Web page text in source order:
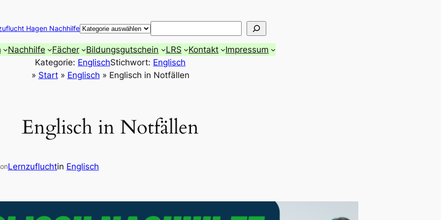
Hagen Nachhilfe Suchen
Nachhilfe Fächer Bildungsgutschein LRS Kontakt
Impressum
Kategorie: EnglischStichwort: Englisch
» Start» Englisch » Englisch in Notfällen
Englisch in Notfällen
Lernzufluchtin Englisch